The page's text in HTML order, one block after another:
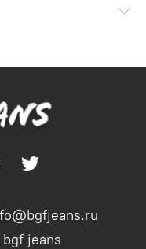
bgf jeans